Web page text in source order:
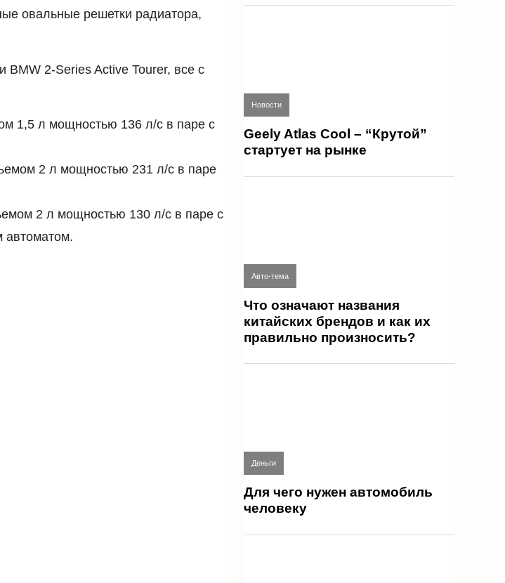
овальные решетки радиатора,
2-Series Active Tourer, все с
1,5 л мощностью 136 л/с в паре с
2 л мощностью 231 л/с в паре
2 л мощностью 130 л/с в паре с
автоматом.
Новости
Geely Atlas Cool – “Крутой”
стартует на рынке
Авто-тема
Что означают названия
китайских брендов и как их
правильно произносить?
Деньги
Для чего нужен автомобиль
человеку